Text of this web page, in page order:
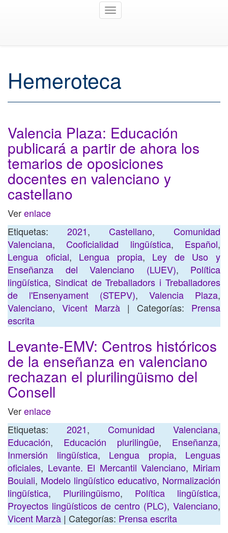
Toggle
Hemeroteca
Valencia Plaza: Educación
publicará a partir de ahora los
temarios de oposiciones
docentes en valenciano y
castellano
Verenlace
Etiquetas: 2021, Castellano, Comunidad
Valenciana,Cooficialidad lingüística, Español,
Lengua oficial, Lengua propia, Ley de Uso y
Enseñanza del Valenciano (LUEV), Política
lingüística, Sindicat de Treballadors i Treballadores
de l'Ensenyament (STEPV), Valencia Plaza,
Valenciano, Vicent Marzà | Categorías: Prensa
escrita
Levante-EMV: Centros históricos
de la enseñanza en valenciano
rechazan el plurilingüismo del
Consell
Verenlace
Etiquetas: 2021, Comunidad Valenciana,
Educación, Educación plurilingüe, Enseñanza,
Inmersión lingüística, Lengua propia, Lenguas
oficiales, Levante. El Mercantil Valenciano, Miriam
Bouiali, Modelo lingüístico educativo, Normalización
lingüística, Plurilingüismo, Política lingüística,
Proyectos lingüísticos de centro (PLC), Valenciano,
Vicent Marzà | Categorías: Prensa escrita